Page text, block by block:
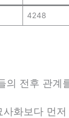
4248
의 전후 관계
화보다 먼